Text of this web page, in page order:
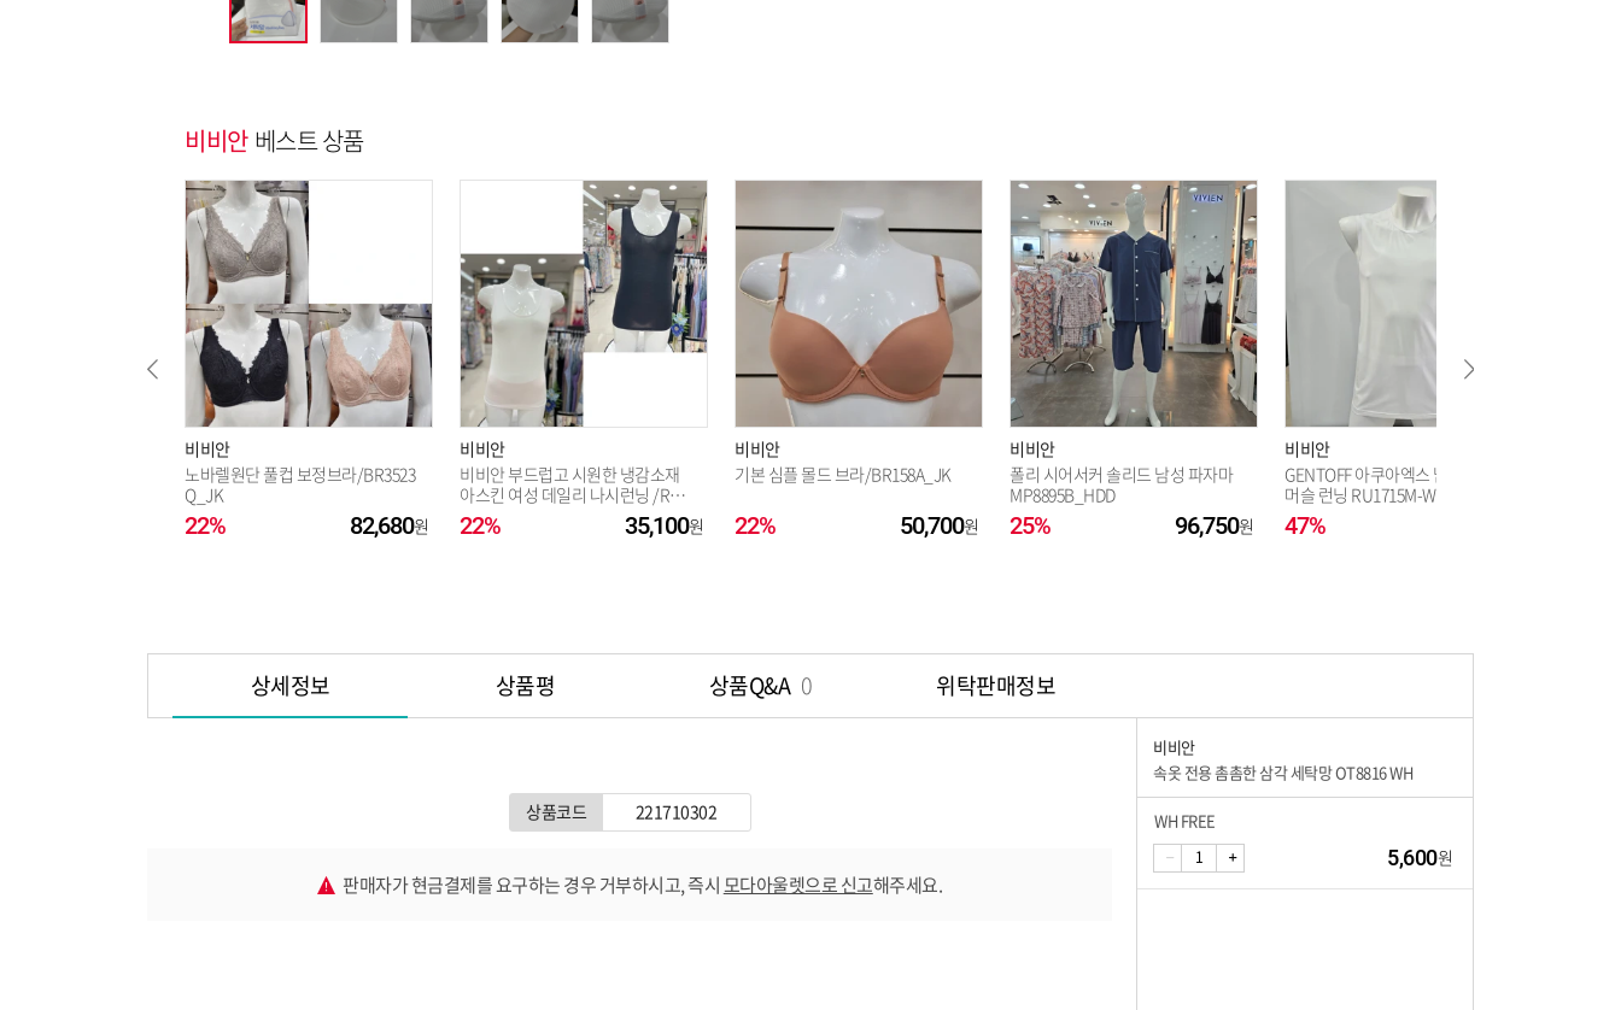
비비안 베스트 상품
비비안
노바렐원단 풀컵 보정브라/BR3523
Q_JK
22% 82,680
비비안
비비안 부드럽고 시원한 냉감소재
아스킨 여성 데일리 나시런닝 /RU7
221_JK
22% 35,100
비비안
기본 심플 몰드 브라/BR158A_JK
22% 50,700
비비안
폴리 시어서커 솔리드 남성 파자마
MP8895B_HDD
25% 96,750
비비안
GENTOFF 아쿠아엑스 남성 기능성
머슬 런닝 RU1715M-WH_HDD
47%
상세정보 상품평 상품Q&A 0 위탁판매정보
상품코드 221710302
판매자가 현금결제를 요구하는 경우 거부하시고, 즉시모다아울렛으로 신고해주세요.
비비안
속옷 전용 촘촘한 삼각 세탁망 OT8816 WH
WH FREE
5,600